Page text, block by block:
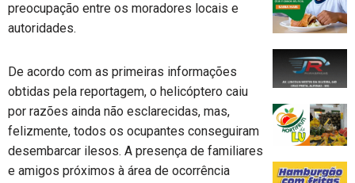
preocupação entre os moradores locais e
autoridades.
De acordo com as primeiras informações
obtidas pela reportagem, o helicóptero caiu
por razões ainda não esclarecidas, mas,
felizmente, todos os ocupantes conseguiram
desembarcar ilesos. A presença de familiares
e amigos próximos à área de ocorrência